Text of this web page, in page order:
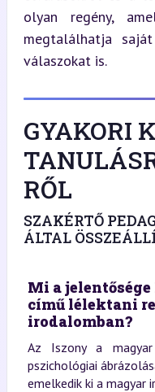
olyan regény,
megtalálhatja
válaszokat is.
GYAKORI
RŐL
SZAKÉRTŐ
ÁLTAL
Mi a
című lélektani
irodalomban?
Az Iszony a
pszichológiai
emelkedik ki a magyar